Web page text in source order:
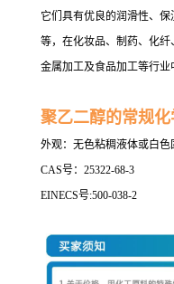
它们具有优良的润滑性、
等，在化妆品、制药、化纤
金属加工及食品加工等行业
聚乙二醇的常规化
外观：无色粘稠液体或白色
CAS号：25322-68-3
EINECS号:500-038-2